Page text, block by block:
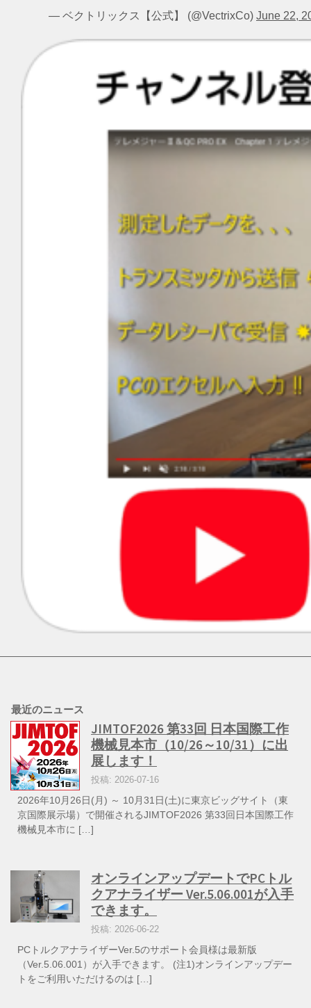
— ベクトリックス【公式】 (@VectrixCo) June 22,
最近のニュース
JIMTOF2026 第33回 日本国際工作
機械見本市（10/26～10/31）に出
展します！
投稿: 2026-07-16
2026年10月26日(月) ～ 10月31日(土)に東京ビッグサイト（東
京国際展示場）で開催されるJIMTOF2026 第33回日本国際工作
機械見本市に […]
オンラインアップデートでPCトル
クアナライザー Ver.5.06.001が入手
できます。
投稿: 2026-06-22
PCトルクアナライザーVer.5のサポート会員様は最新版
（Ver.5.06.001）が入手できます。 (注1)オンラインアップデー
トをご利用いただけるのは […]